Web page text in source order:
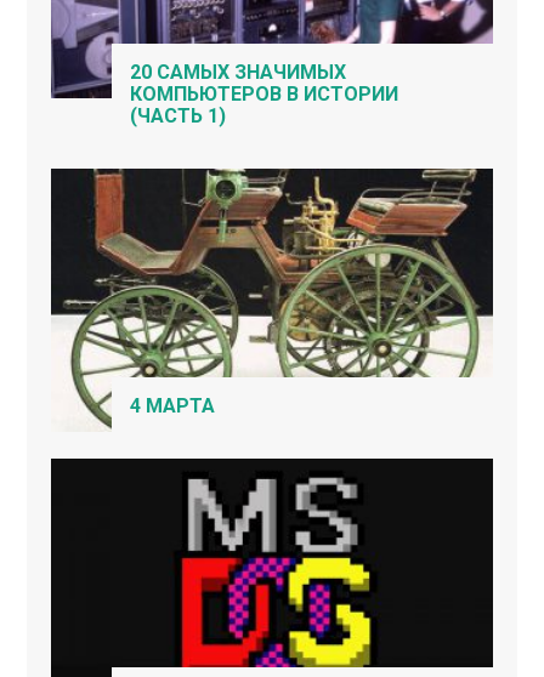
20 САМЫХ ЗНАЧИМЫХ
КОМПЬЮТЕРОВ В ИСТОРИИ
(ЧАСТЬ 1)
4 МАРТА